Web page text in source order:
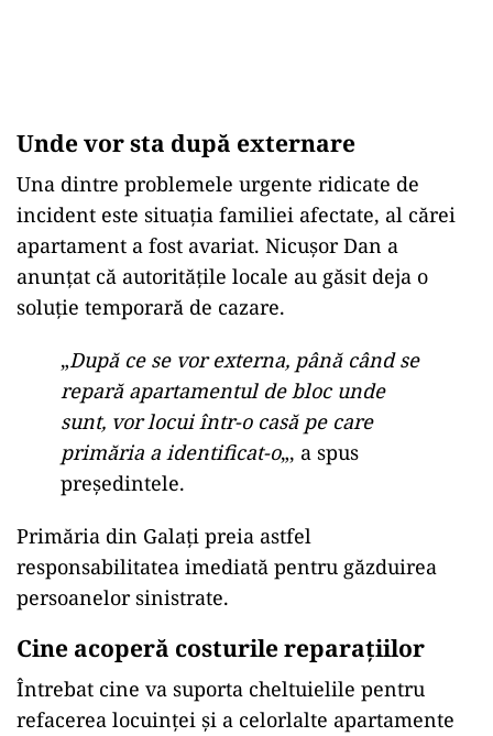
Unde vor sta după externare
Una dintre problemele urgente ridicate de
incident este situația familiei afectate, al cărei
apartament a fost avariat. Nicușor Dan a
anunțat că autoritățile locale au găsit deja o
soluție temporară de cazare.
„După ce se vor externa, până când se
repară apartamentul de bloc unde
sunt, vor locui într-o casă pe care
primăria a identificat-o„, a spus
președintele.
Primăria din Galați preia astfel
responsabilitatea imediată pentru găzduirea
persoanelor sinistrate.
Cine acoperă costurile reparațiilor
Întrebat cine va suporta cheltuielile pentru
refacerea locuinței și a celorlalte apartamente